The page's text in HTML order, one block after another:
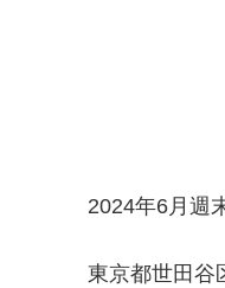
2024年6月週
東京都世田谷